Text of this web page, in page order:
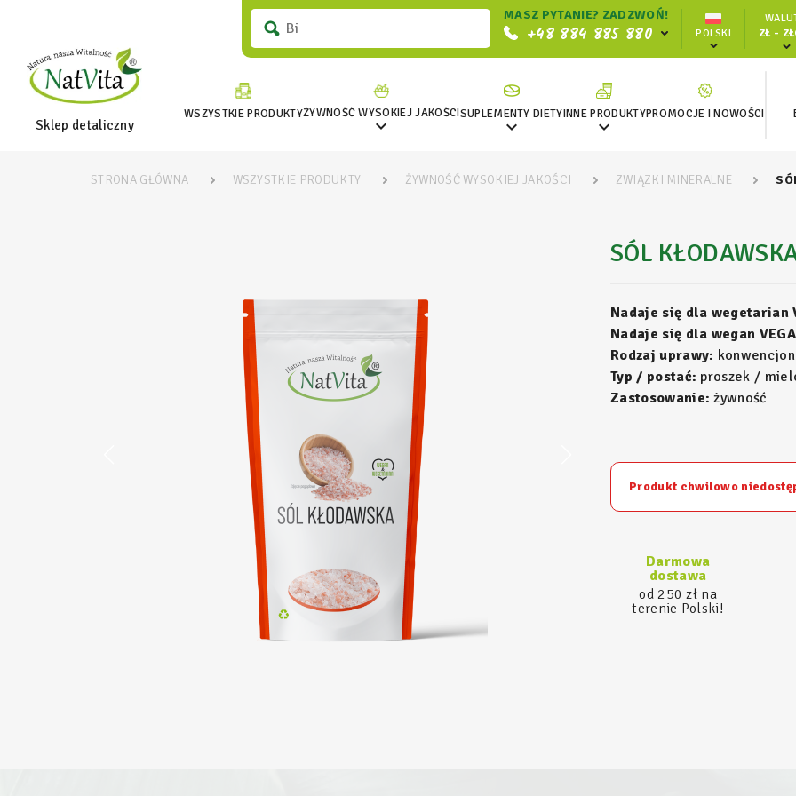
Sklep detaliczny
MASZ PYTANIE? ZADZWOŃ!
+48 884 885 880 POLSKI
ZŁ -
WSZYSTKIE PRODUKTYŻYWNOŚĆ WYSOKIEJ JAKOŚCI

SUPLEMENTY DIETY

INNE PRODUKTY

PROMOCJE I NOWOŚCI
STRONA GŁÓWNA WSZYSTKIE PRODUKTY ŻYWNOŚĆ WYSOKIEJ JAKOŚCI ZWIĄZKI MINERALNE
SÓL
Nadaje się dla wegetarian
Nadaje się dla wegan
Rodzaj uprawy:
Typ / postać: proszek /
Zastosowanie: żywność
Produkt chwilowo
Darmowa
dostawa
od 250 zł na
terenie Polski!